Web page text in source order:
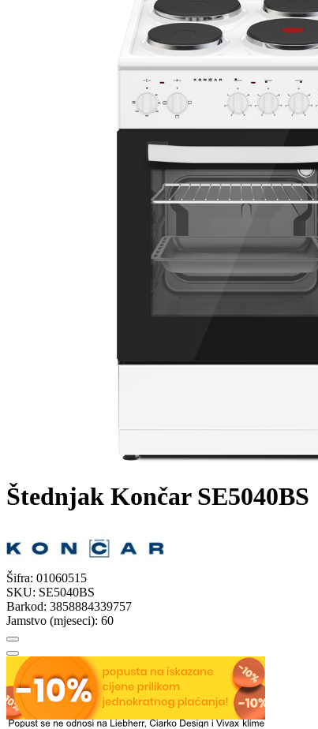
Štednjak Končar SE5040BS
Šifra: 01060515
SKU: SE5040BS
Barkod: 3858884339757
Jamstvo (mjeseci): 60